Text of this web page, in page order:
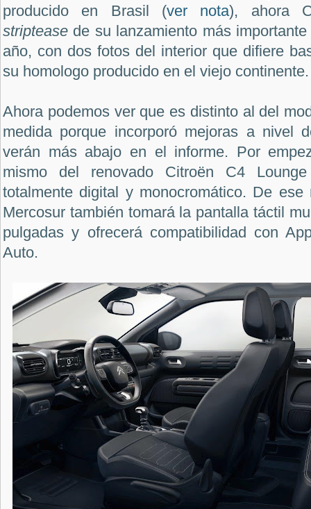
producido en Brasil (ver nota), ahora
striptease de su lanzamiento más
año, con dos fotos del interior que difiere
su homologo producido en el viejo continente.
Ahora podemos ver que es distinto al del
medida porque incorporó mejoras a nivel
verán más abajo en el informe. Por
mismo del renovado Citroën C4
totalmente digital y monocromático. De
Mercosur también tomará la pantalla táctil
pulgadas y ofrecerá compatibilidad con
Auto.